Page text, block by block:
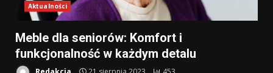
Aktualności
Meble dla seniorów: Komfort i
funkcjonalność w każdym detalu